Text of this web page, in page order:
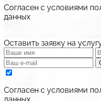
Cогласен с условиями
данных
Оставить заявку на
Cогласен с условиями